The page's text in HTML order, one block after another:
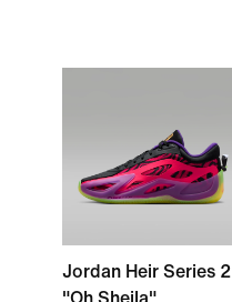
Jordan Heir Series 2
"Oh Sheila"